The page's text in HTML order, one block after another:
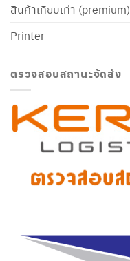
สินค้าเทียบเท่า (premium)
Printer
ตรวจสอบสถานะจัดส่ง